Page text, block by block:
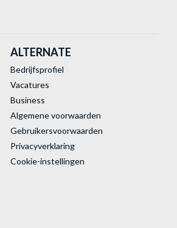
ALTERNATE
Bedrijfsprofiel
Vacatures
Business
Algemene voorwaarden
Gebruikersvoorwaarden
Privacyverklaring
Cookie-instellingen